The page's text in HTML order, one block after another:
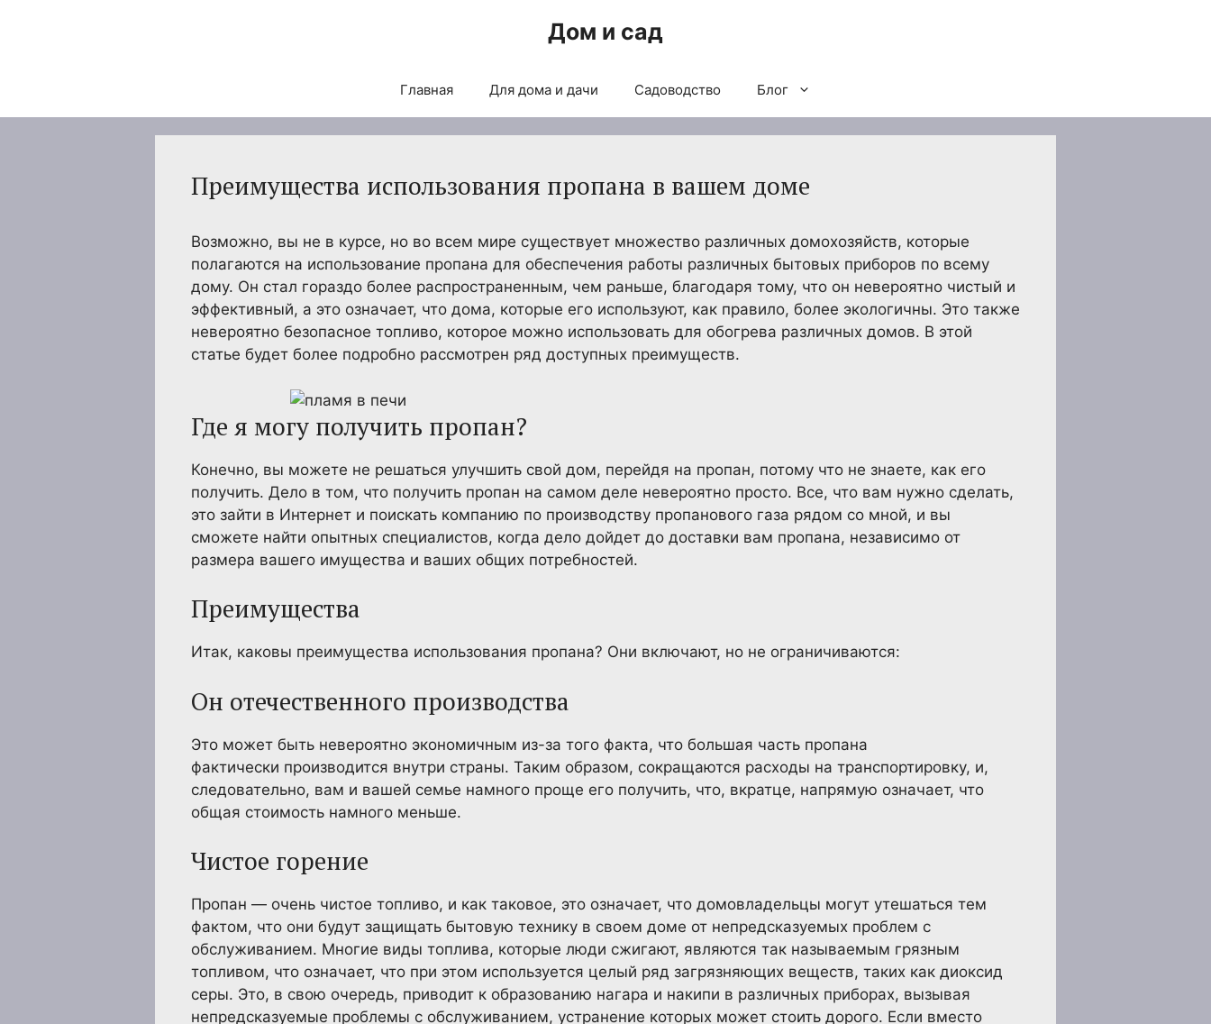
Дом и сад
Главная Для дома и дачи Садоводство Блог
Преимущества использования пропана в вашем доме
Возможно, вы не в курсе, но во всем мире существует множество различных домохозяйств, которые
полагаются на использование пропана для обеспечения работы различных бытовых приборов по всему
дому. Он стал гораздо более распространенным, чем раньше, благодаря тому, что он невероятно чистый и
эффективный, а это означает, что дома, которые его используют, как правило, более экологичны. Это также
невероятно безопасное топливо, которое можно использовать для обогрева различных домов. В этой
статье будет более подробно рассмотрен ряд доступных преимуществ.
Где я могу получить пропан?
Конечно, вы можете не решаться улучшить свой дом, перейдя на пропан, потому что не знаете, как его
получить. Дело в том, что получить пропан на самом деле невероятно просто. Все, что вам нужно сделать,
это зайти в Интернет и поискать компанию по производству пропанового газа рядом со мной, и вы
сможете найти опытных специалистов, когда дело дойдет до доставки вам пропана, независимо от
размера вашего имущества и ваших общих потребностей.
Преимущества
Итак, каковы преимущества использования пропана? Они включают, но не ограничиваются:
Он отечественного производства
Это может быть невероятно экономичным из-за того факта, что большая часть пропана
фактически производится внутри страны. Таким образом, сокращаются расходы на транспортировку, и,
следовательно, вам и вашей семье намного проще его получить, что, вкратце, напрямую означает, что
общая стоимость намного меньше.
Чистое горение
Пропан — очень чистое топливо, и как таковое, это означает, что домовладельцы могут утешаться тем
фактом, что они будут защищать бытовую технику в своем доме от непредсказуемых проблем с
обслуживанием. Многие виды топлива, которые люди сжигают, являются так называемым грязным
топливом, что означает, что при этом используется целый ряд загрязняющих веществ, таких как диоксид
серы. Это, в свою очередь, приводит к образованию нагара и накипи в различных приборах, вызывая
непредсказуемые проблемы с обслуживанием, устранение которых может стоить дорого. Если вместо